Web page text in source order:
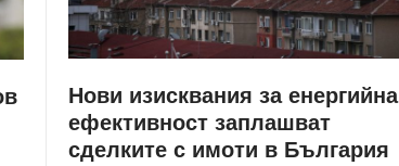
Нови изисквания за енергийна
ефективност заплашват
сделките с имоти в България